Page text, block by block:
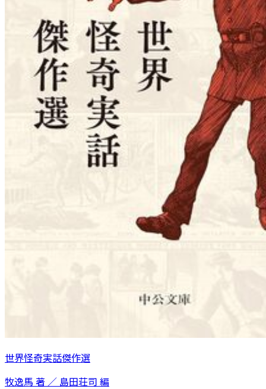
世界怪奇実話傑作選
牧逸馬 著 ／ 島田荘司 編